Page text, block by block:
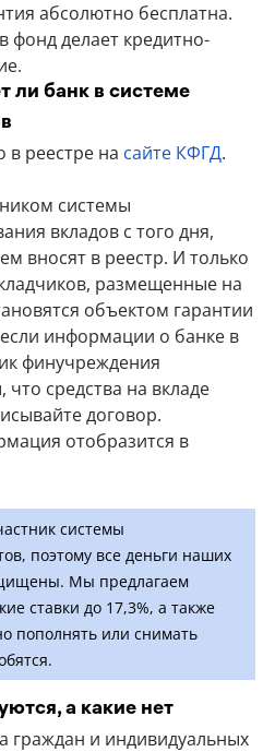
абсолютно бесплатна.
фонд делает кредитно-
ли банк в системе
реестре на сайте КФГД.
системы
вкладов с того дня,
вносят в реестр. И только
размещенные на
объектом гарантии
информации о банке в
финучреждения
средства на вкладе
договор.
отобразится в
системы
поэтому все деньги наших
Мы предлагаем
ставки до 17,3%, а также
пополнять или снимать
а какие нет
граждан и индивидуальных